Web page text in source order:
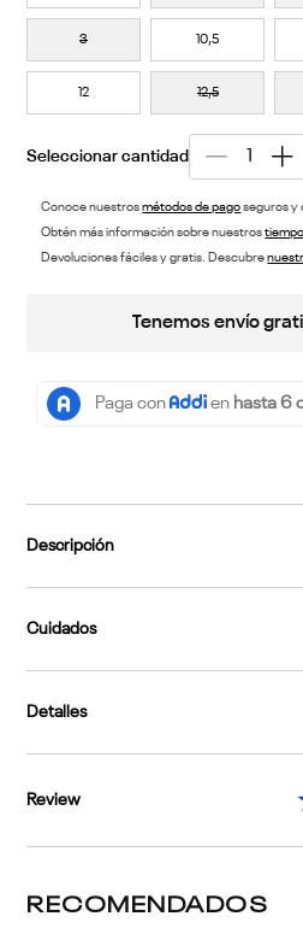
3 10,5
12 12,5
Conoce nuestrosmétodos de pagoseguros y
Obtén más información sobre nuestros
Devoluciones fáciles y gratis. Descubre
Tenemos envío
Descripción
Cuidados
Detalles
Review
RECOMENDADOS